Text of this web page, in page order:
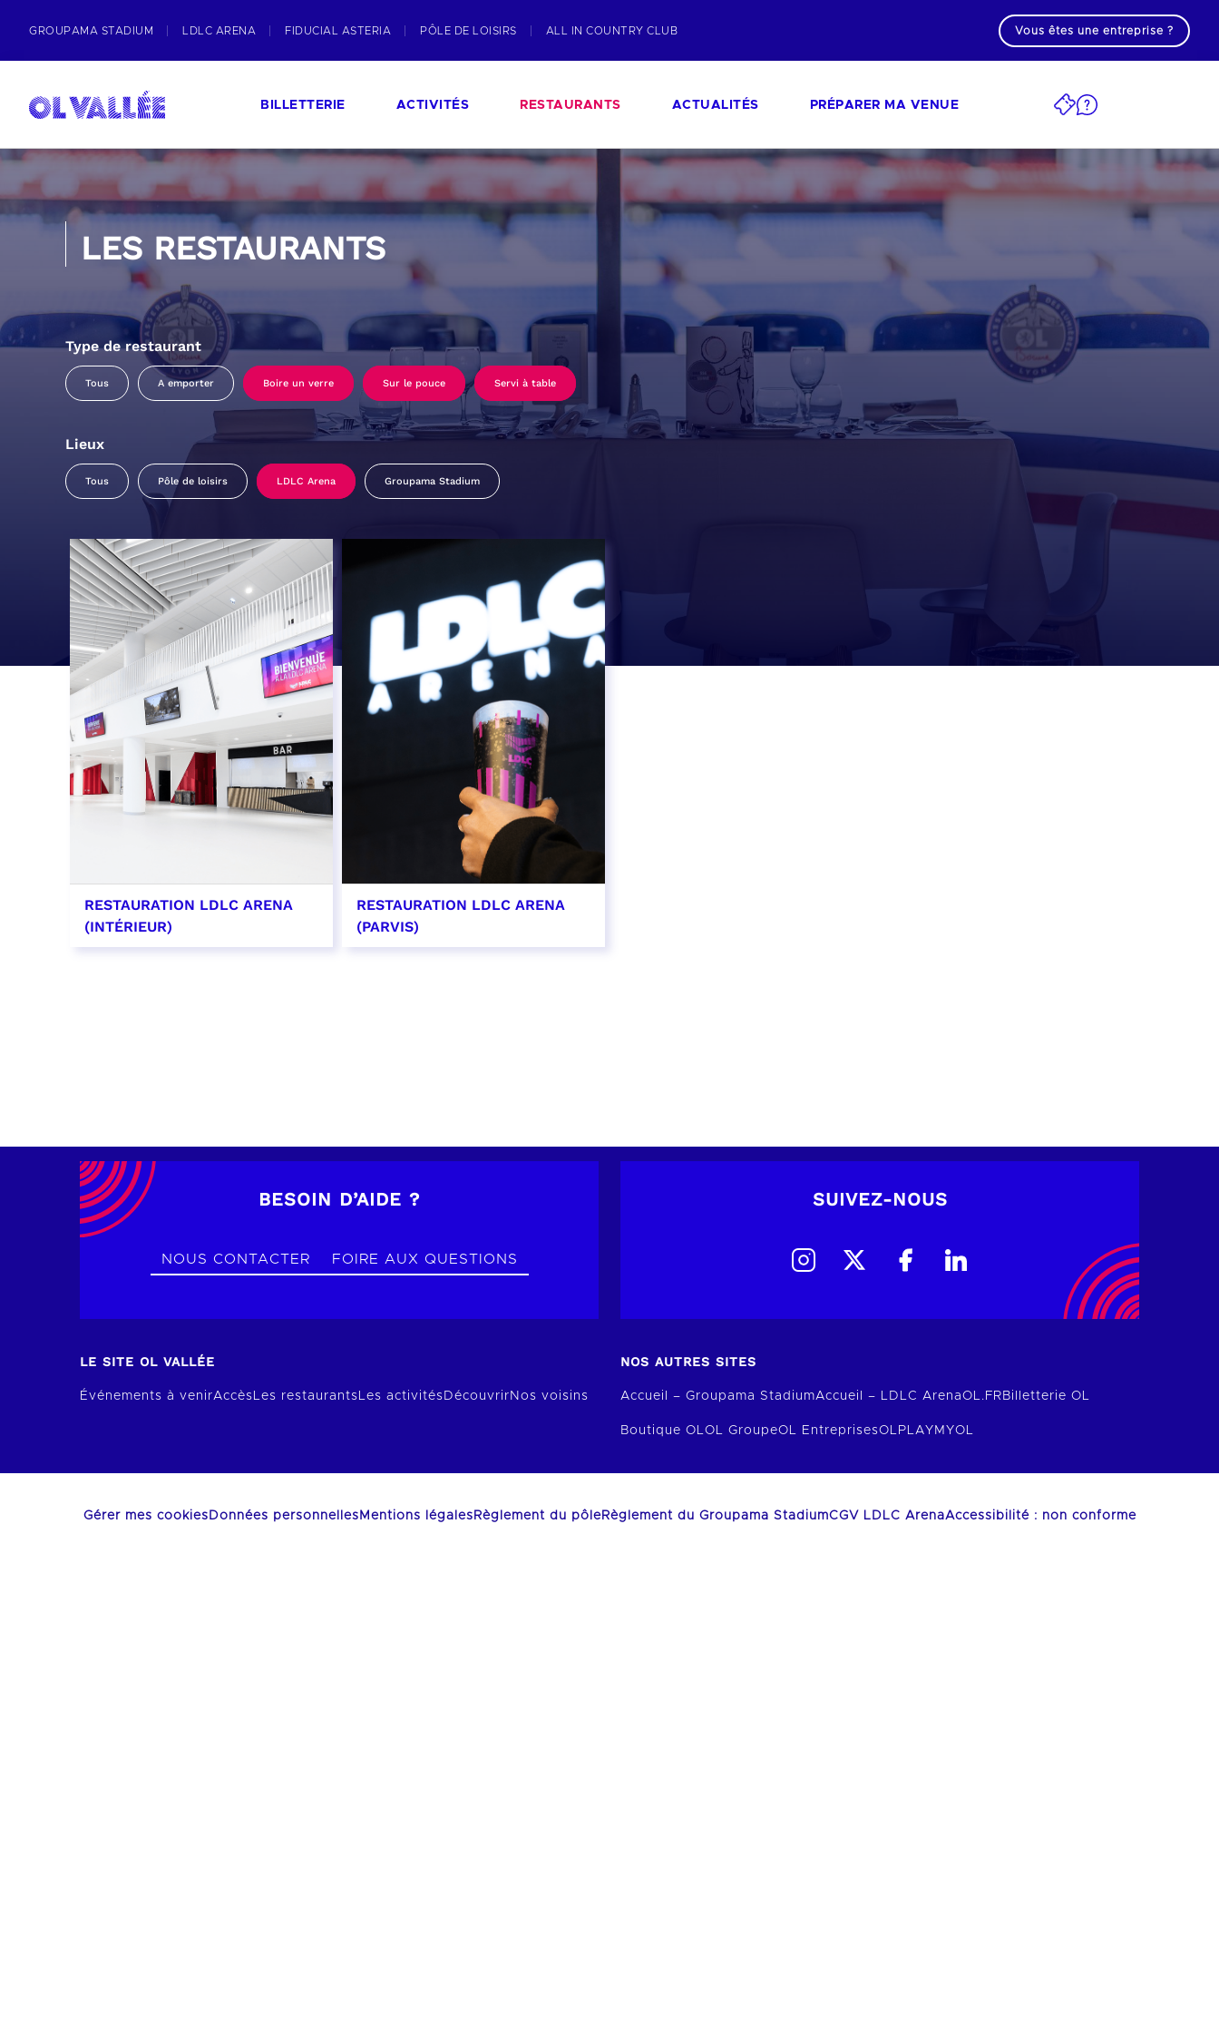
GROUPAMA STADIUM LDLC ARENA FIDUCIAL ASTERIA PÔLE DE LOISIRS ALL IN COUNTRY CLUB Vous êtes une entreprise ?
BILLETTERIE ACTIVITÉS RESTAURANTS ACTUALITÉS PRÉPARER MA VENUE
LES RESTAURANTS
Type de restaurant
Tous A emporter Boire un verre Sur le pouce Servi à table
Lieux
Tous Pôle de loisirs LDLC Arena Groupama Stadium
RESTAURATION LDLC ARENA
(INTÉRIEUR)
RESTAURATION LDLC ARENA
(PARVIS)
BESOIN D’AIDE ?
NOUS CONTACTER FOIRE AUX QUESTIONS
SUIVEZ-NOUS
LE SITE OL VALLÉE
Événements à venirAccèsLes restaurantsLes activités Découvrir Nos voisins
NOS AUTRES SITES
Accueil – Groupama StadiumAccueil – LDLC ArenaOL.FR Billetterie OL
Boutique OLOL GroupeOL EntreprisesOLPLAY MYOL
Gérer mes cookies Données personnelles Mentions légales Règlement du pôleRèglement du Groupama StadiumCGV LDLC ArenaAccessibilité : non conforme